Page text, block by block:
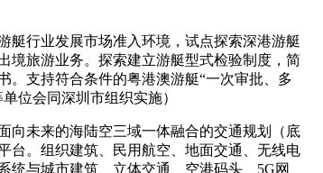
艇行业发展市场准入环境，试点探索深港游艇
境旅游业务。探索建立游艇型式检验制度，简
。支持符合条件的粤港澳游艇“一次审批、多
位会同深圳市组织实施）
向未来的海陆空三域一体融合的交通规划（底
台。组织建筑、民用航空、地面交通、无线电
与城市建筑、立体交通、空港码头、5G网